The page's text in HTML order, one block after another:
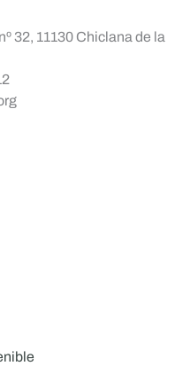
32, 11130 Chiclana de la